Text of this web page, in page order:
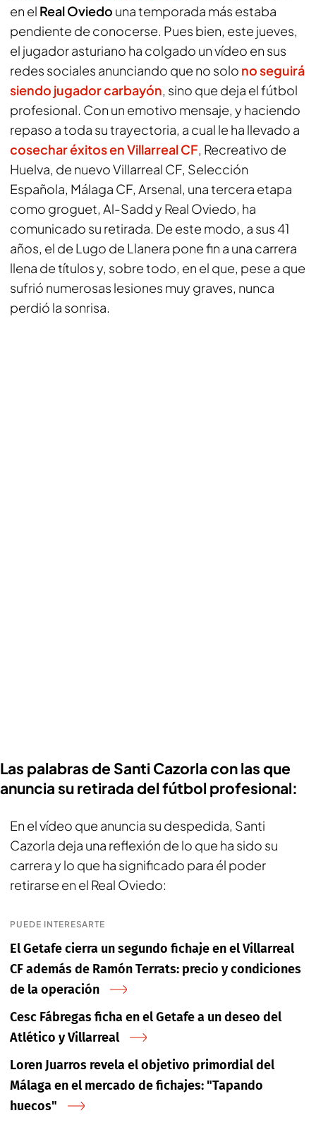
en el Real Oviedo una temporada más estaba
pendiente de conocerse. Pues bien, este jueves,
el jugador asturiano ha colgado un vídeo en sus
redes sociales anunciando que no solo no seguirá
siendo jugador carbayón, sino que deja el fútbol
profesional. Con un emotivo mensaje, y haciendo
repaso a toda su trayectoria, a cual le ha llevado a
cosechar éxitos enVillarreal CF, Recreativo de
Huelva, de nuevo Villarreal CF, Selección
Española, Málaga CF, Arsenal, una tercera etapa
como groguet, Al-Sadd y Real Oviedo, ha
comunicado su retirada. De este modo, a sus 41
años, el de Lugo de Llanera pone fin a una carrera
llena de títulos y, sobre todo, en el que, pese a que
sufrió numerosas lesiones muy graves, nunca
perdió la sonrisa.
Las palabras de Santi Cazorla con las que
anuncia su retirada del fútbol profesional:
En el vídeo que anuncia su despedida, Santi
Cazorla deja una reflexión de lo que ha sido su
carrera y lo que ha significado para él poder
retirarse en el Real Oviedo:
PUEDE INTERESARTE
El Getafe cierra un segundo fichaje en el Villarreal
CF además de Ramón Terrats: precio y condiciones
de la operación
Cesc Fábregas ficha en el Getafe a un deseo del
Atlético y Villarreal
Loren Juarros revela el objetivo primordial del
Málaga en el mercado de fichajes: "Tapando
huecos"